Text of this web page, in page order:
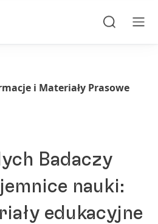
i Materiały Prasowe
Badaczy
nauki:
edukacyjne